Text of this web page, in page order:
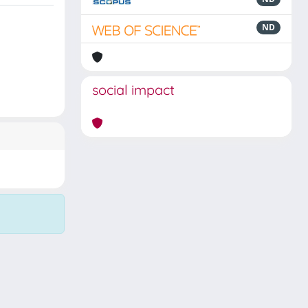
ND
social impact